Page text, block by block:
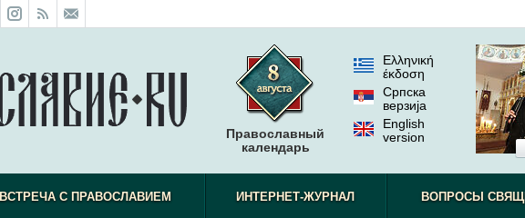
Православный
календарь
Ελληνική
έκδοση
Српска
верзиjа
English
version
ВСТРЕЧА С ПРАВОСЛАВИЕМ ИНТЕРНЕТ-ЖУРНАЛ ВОПРОСЫ